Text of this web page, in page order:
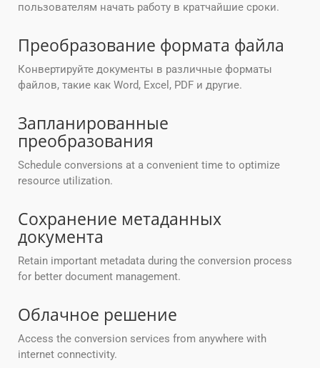
пользователям начать работу в кратчайшие сроки.
Преобразование формата файла
Конвертируйте документы в различные форматы
файлов, такие как Word, Excel, PDF и другие.
Запланированные
преобразования
Schedule conversions at a convenient time to optimize
resource utilization.
Сохранение метаданных
документа
Retain important metadata during the conversion process
for better document management.
Облачное решение
Access the conversion services from anywhere with
internet connectivity.